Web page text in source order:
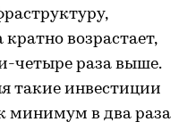
кратно возрастает,
четыре раза выше.
такие инвестиции
минимум в два раза